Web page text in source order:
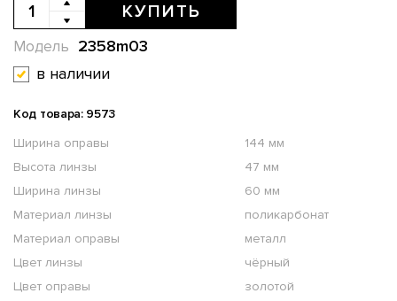
КУПИТЬ
2358m03
Модель
в наличии
Код товара: 9573
Ширина оправы
144 мм
Высота линзы
47 мм
Ширина линзы
60 мм
Материал линзы
поликарбонат
Материал оправы
металл
Цвет линзы
чёрный
Цвет оправы
золотой